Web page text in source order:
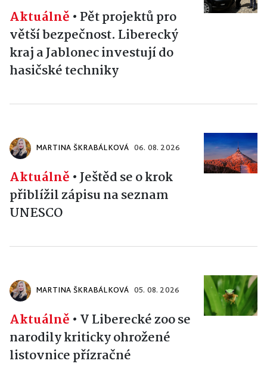
Aktuálně • Pět projektů pro
větší bezpečnost. Liberecký
kraj a Jablonec investují do
hasičské techniky
MARTINA ŠKRABÁLKOVÁ 06. 08. 2026
Aktuálně •Ještěd se o krok
přiblížil zápisu na seznam
UNESCO
MARTINA ŠKRABÁLKOVÁ 05. 08. 2026
Aktuálně • V Liberecké zoo se
narodily kriticky ohrožené
listovnice přízračné